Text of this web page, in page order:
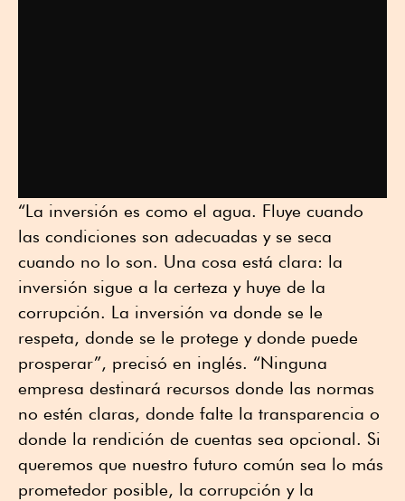
“La inversión es como el agua. Fluye cuando
las condiciones son adecuadas y se seca
cuando no lo son. Una cosa está clara: la
inversión sigue a la certeza y huye de la
corrupción. La inversión va donde se le
respeta, donde se le protege y donde puede
prosperar”, precisó en inglés. “Ninguna
empresa destinará recursos donde las normas
no estén claras, donde falte la transparencia o
donde la rendición de cuentas sea opcional. Si
queremos que nuestro futuro común sea lo más
prometedor posible, la corrupción y la